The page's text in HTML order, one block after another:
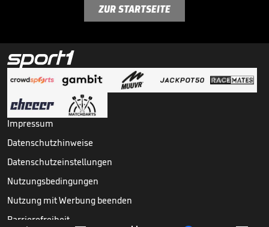
ZUR STARTSEITE
Impressum
Datenschutzhinweise
Datenschutzeinstellungen
Nutzungsbedingungen
Nutzung mit Werbung beenden
Barrierefreiheit